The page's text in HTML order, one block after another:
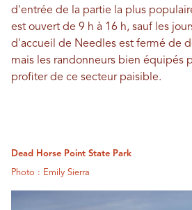
d'entrée de la partie la plus
est ouvert de 9 h à 16 h, sauf les
d'accueil de Needles est fermé de
mais les randonneurs bien équipés
profiter de ce secteur paisible.
Dead Horse Point State Park
Photo : Emily Sierra